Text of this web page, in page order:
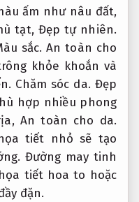
ấm như nâu đất,
tạt, Đẹp tự nhiên.
sắc. An toàn cho
khỏe khoắn và
Chăm sóc da. Đẹp
hợp nhiều phong
An toàn cho da.
tiết nhỏ sẽ tạo
Đường may tinh
tiết hoa to hoặc
đặn.